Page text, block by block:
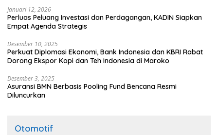
Januari 12, 2026
Perluas Peluang Investasi dan Perdagangan, KADIN Siapkan
Empat Agenda Strategis
Desember 10, 2025
Perkuat Diplomasi Ekonomi, Bank Indonesia dan KBRI Rabat
Dorong Ekspor Kopi dan Teh Indonesia di Maroko
Desember 3, 2025
Asuransi BMN Berbasis Pooling Fund Bencana Resmi
Diluncurkan
Otomotif